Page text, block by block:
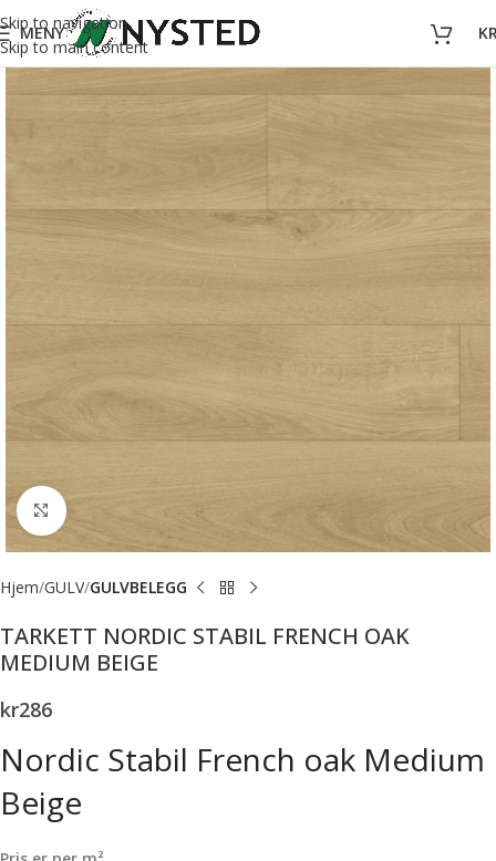
Skip to navigation
Skip to main content
MENY
Forstørr bilde
Hjem GULV GULVBELEGG
TARKETT NORDIC STABIL FRENCH OAK
MEDIUM BEIGE
kr286
Nordic Stabil French oak Medium
Beige